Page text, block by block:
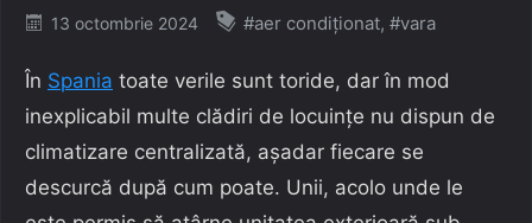
Posted
13 octombrie 2024 #aer condiționat, #vara
În Spania toate verile sunt toride, dar în mod
inexplicabil multe clădiri de locuințe nu dispun de
climatizare centralizată, așadar fiecare se
descurcă după cum poate. Unii, acolo unde le